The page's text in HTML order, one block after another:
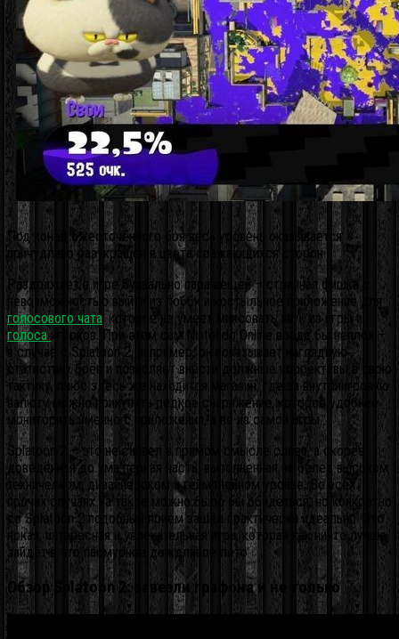
Под конец ожесточённого боя весь уровень оказывается
причудливо разукрашен в цвета сражающихся сторон
Раздражает в игре буквально пара вещей – странная фишка с
невозможностью выйти из лобби и костыльное приложение для
голосового чата , которое не умеет миксовать звук из игры и
голосаигроков. При этом сам Nintendo Online вроде бы неплох –
в случае с Splatoon 2, например, он показывает наглядную
статистику боёв и позволяет внести должные коррективы в свою
тактику, плюс здесь же находится магазин, где за внутриигровую
валюту можно прикупить редкое снаряжение, которое удобнее
мониторить именно с приложения, а не из самой игры..
Splatoon 2 – это не сиквел в прямом смысле слова, а скорее
доведённая до ума первая часть, выполненная на более высоком
техническом, дизайнерском и геймплейном уровне. Во всех
прочих случаях на такое можно было бы обидеться, но конкретно
со Splatoon 2 подобный приём зашёл практически идеально. Это
яркая, интересная и увлекательная игра, которая как ничто лучше
зайдёт в это пасмурное дождливое лето.
Обзор Splatoon 2: завезли графона и не только